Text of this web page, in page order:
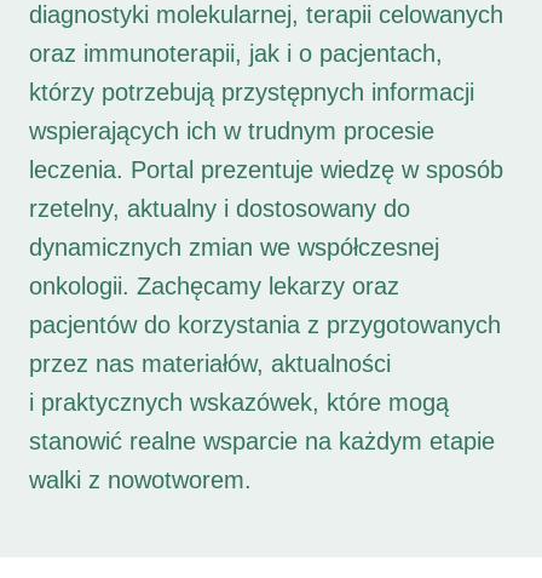
diagnostyki molekularnej, terapii celowanych
oraz immunoterapii, jak i o pacjentach,
którzy potrzebują przystępnych informacji
wspierających ich w trudnym procesie
leczenia. Portal prezentuje wiedzę w sposób
rzetelny, aktualny i dostosowany do
dynamicznych zmian we współczesnej
onkologii. Zachęcamy lekarzy oraz
pacjentów do korzystania z przygotowanych
przez nas materiałów, aktualności
i praktycznych wskazówek, które mogą
stanowić realne wsparcie na każdym etapie
walki z nowotworem.